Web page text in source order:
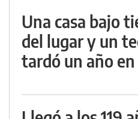
Una casa bajo
del lugar y un
tardó un año